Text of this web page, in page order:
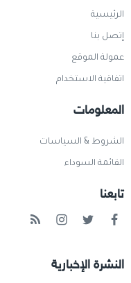
الرئيسية
إتصل بنا
عمولة الموقع
اتفاقية الاستخدام
المعلومات
الشروط & السياسات
القائمة السوداء
تابعنا
النشرة الإخبارية